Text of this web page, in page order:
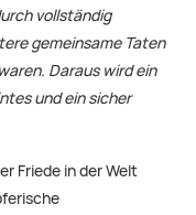
vollständig
gemeinsame Taten
Daraus wird ein
und ein sicher
Friede in der Welt